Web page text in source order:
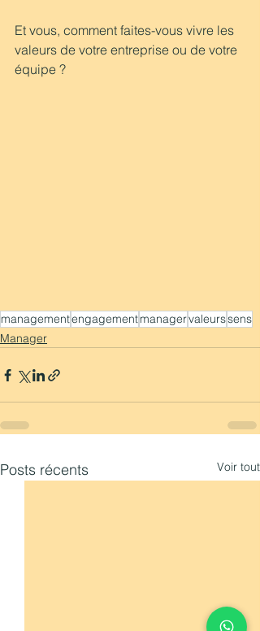
Et vous, comment faites-vous vivre les
valeurs de votre entreprise ou de votre
équipe ?
managementengagementmanagervaleurssens
Manager
Posts récents Voir tout